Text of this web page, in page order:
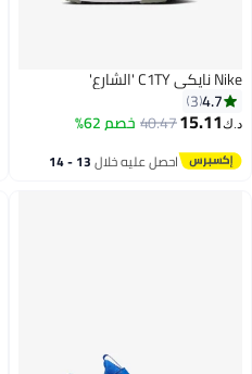
Nike نايكي C1TY 'الشارع'
4.7
3
د.ك‏15.11
40.47خصم 62%
احصل عليه خلال 13 - 14